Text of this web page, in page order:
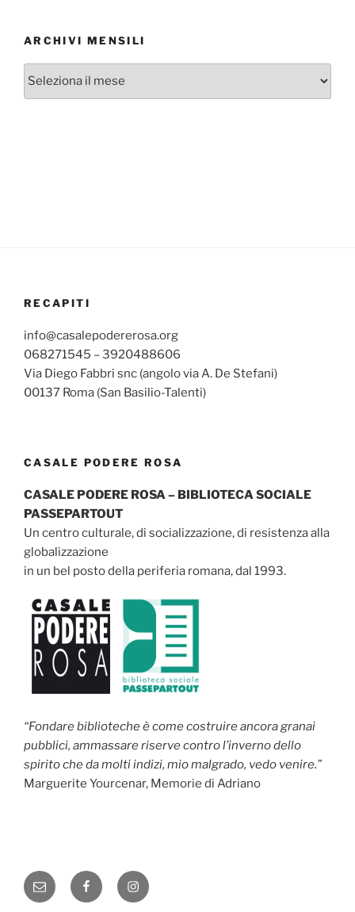
ARCHIVI MENSILI
Archivi
RECAPITI
info@casalepodererosa.org
068271545 – 3920488606
Via Diego Fabbri snc (angolo via A. De Stefani)
00137 Roma (San Basilio-Talenti)
CASALE PODERE ROSA
CASALE PODERE ROSA – BIBLIOTECA SOCIALE
PASSEPARTOUT
Un centro culturale, di socializzazione, di resistenza alla
globalizzazione
in un bel posto della periferia romana, dal 1993.
“Fondare biblioteche è come costruire ancora granai
pubblici, ammassare riserve contro l’inverno dello
spirito che da molti indizi, mio malgrado, vedo venire.”
Marguerite Yourcenar, Memorie di Adriano
Email FacebookInstagram